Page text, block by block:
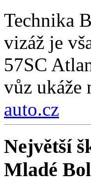
Technika
vizáž je
57SC
vůz ukáže
auto.cz
Největší
Mladé